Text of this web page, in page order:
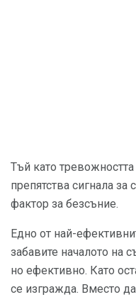
Тъй като
препятства сигнала
фактор за безсъние.
Едно от най-
забавите началото на
но ефективно. Като
се изгражда. Вместо